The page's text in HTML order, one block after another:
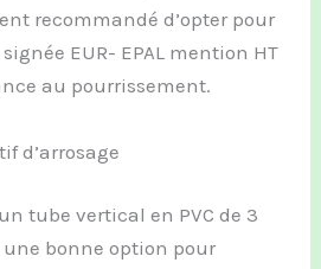
recommandé d’opter pour
EUR- EPAL mention HT
au pourrissement.
d’arrosage
tube vertical en PVC de 3
bonne option pour